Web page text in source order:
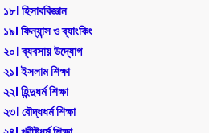
১৮। হিসাববিজ্ঞান
১৯। ফিন্যান্স ও ব্যাংকিং
২০। ব্যবসায় উদ্যোগ
২১। ইসলাম শিক্ষা
২২। হিন্দুধর্ম শিক্ষা
২৩। বৌদ্ধধর্ম শিক্ষা